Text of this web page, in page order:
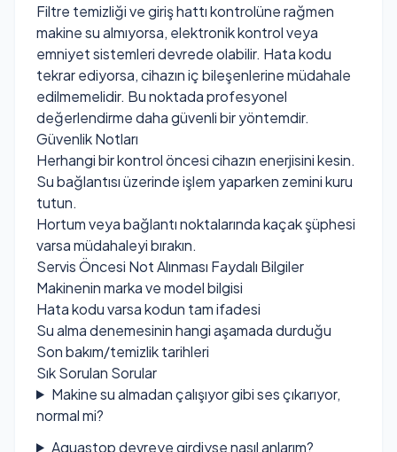
Filtre temizliği ve giriş hattı kontrolüne rağmen
makine su almıyorsa, elektronik kontrol veya
emniyet sistemleri devrede olabilir. Hata kodu
tekrar ediyorsa, cihazın iç bileşenlerine müdahale
edilmemelidir. Bu noktada profesyonel
değerlendirme daha güvenli bir yöntemdir.
Güvenlik Notları
Herhangi bir kontrol öncesi cihazın enerjisini kesin.
Su bağlantısı üzerinde işlem yaparken zemini kuru
tutun.
Hortum veya bağlantı noktalarında kaçak şüphesi
varsa müdahaleyi bırakın.
Servis Öncesi Not Alınması Faydalı Bilgiler
Makinenin marka ve model bilgisi
Hata kodu varsa kodun tam ifadesi
Su alma denemesinin hangi aşamada durduğu
Son bakım/temizlik tarihleri
Sık Sorulan Sorular
Makine su almadan çalışıyor gibi ses çıkarıyor,
normal mi?
Aquastop devreye girdiyse nasıl anlarım?